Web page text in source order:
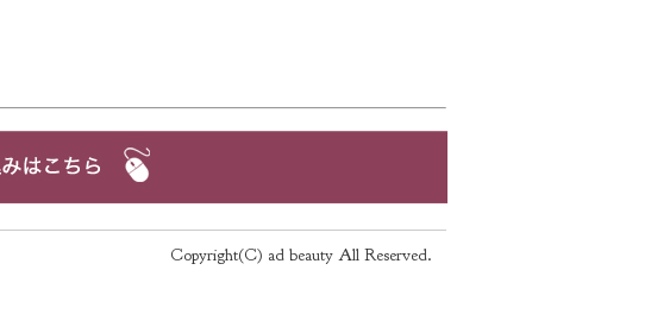
Copyright(C) ad beauty All Reserved.